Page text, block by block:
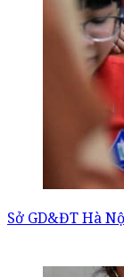
Sở GD&ĐT Hà